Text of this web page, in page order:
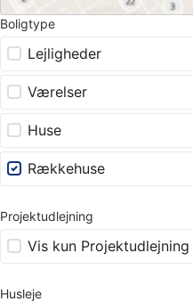
Boligtype
Lejligheder
Værelser
Huse
Rækkehuse
Projektudlejning
Vis kun Projektudlejning
Husleje